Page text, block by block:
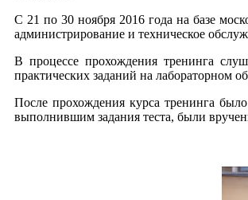
С 21 по 30 ноября 2016 года на базе
администрирование и техническое
В процессе прохождения тренинга
практических заданий на лабораторном
После прохождения курса тренинга
выполнившим задания теста, были